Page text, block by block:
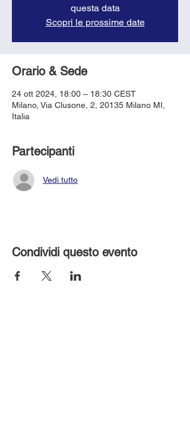
questa data
Scopri le prossime date
Orario & Sede
24 ott 2024, 18:00 – 18:30 CEST
Milano, Via Clusone, 2, 20135 Milano MI,
Italia
Partecipanti
Vedi tutto
Condividi questo evento